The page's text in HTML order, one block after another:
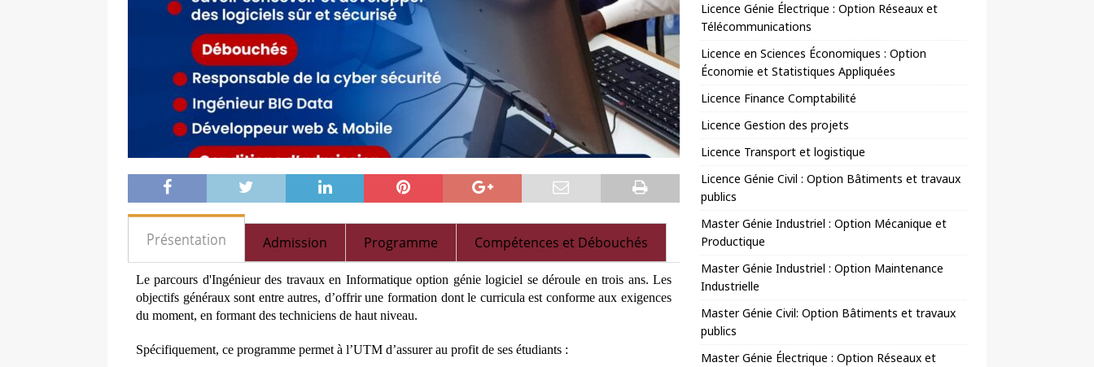
Présentation Admission Programme Compétences et Débouchés
Le parcours d'Ingénieur des travaux en Informatique option génie logiciel se déroule en trois ans. Les
objectifs généraux sont entre autres, d’offrir une formation dont le curricula est conforme aux exigences
du moment, en formant des techniciens de haut niveau.
Spécifiquement, ce programme permet à l’UTM d’assurer au profit de ses étudiants :
Licence Génie Électrique : Option Réseaux et
Télécommunications
Licence en Sciences Économiques : Option
Économie et Statistiques Appliquées
Licence Finance Comptabilité
Licence Gestion des projets
Licence Transport et logistique
Licence Génie Civil : Option Bâtiments et travaux
publics
Master Génie Industriel : Option Mécanique et
Productique
Master Génie Industriel : Option Maintenance
Industrielle
Master Génie Civil: Option Bâtiments et travaux
publics
Master Génie Électrique : Option Réseaux et